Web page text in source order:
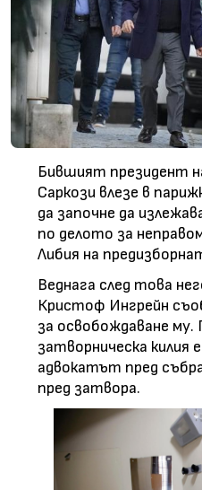
Бившият президент
Саркози влезе в
да започне да
по делото за
Либия на
Веднага след това
Кристоф Ингрейн
за освобождаване
затворническа килия
адвокатът пред
пред затвора.